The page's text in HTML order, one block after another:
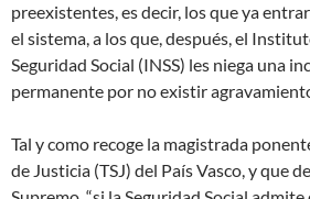
preexistentes, es decir, los que ya
el sistema, a los que, después, el
Seguridad Social (INSS) les niega una
permanente por no existir
Tal y como recoge la magistrada
de Justicia (TSJ) del País Vasco, y que